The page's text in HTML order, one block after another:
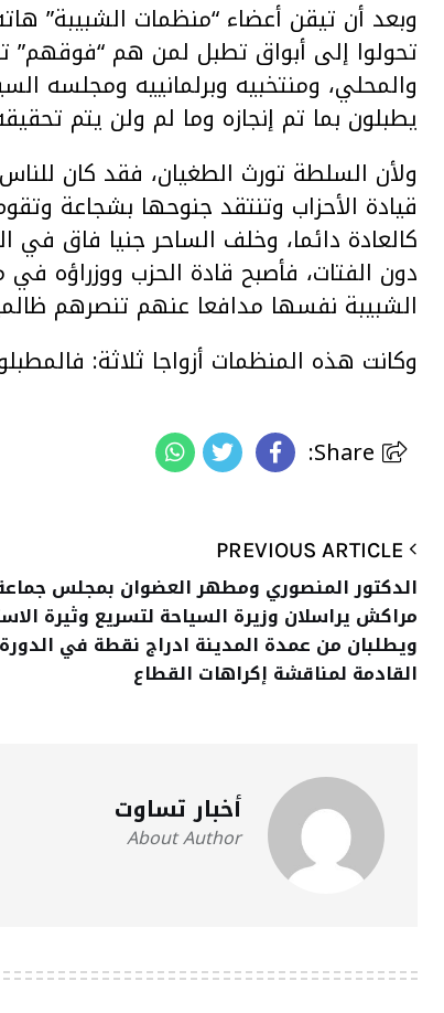
وبعد أن تيقن أعضاء “منظمات الشبيبة”
تحولوا إلى أبواق تطبل لمن هم “فوقهم”
والمحلي، ومنتخبيه وبرلمانييه
يطبلون بما تم إنجازه وما لم ولن يتم
ولأن السلطة تورث الطغيان، فقد كان
قيادة الأحزاب وتنتقد جنوحها بشجاعة
كالعادة دائما، وخلف الساحر جنيا فاق في
دون الفتات، فأصبح قادة الحزب ووزراؤه
الشبيبة نفسها مدافعا عنهم تنصرهم
وكانت هذه المنظمات أزواجا ثلاثة:
الدكتور المنصوري ومطهر العضوان بمجلس
مراكش يراسلان وزيرة السياحة لتسريع وثيرة
ويطلبان من عمدة المدينة ادراج نقطة في الدورة
القادمة لمناقشة إكراهات القطاع
أخبار تساوت
About Author